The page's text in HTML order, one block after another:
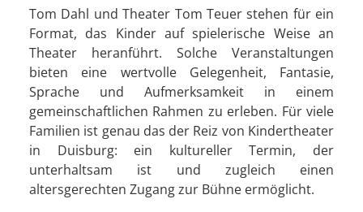
Tom Dahl und Theater Tom Teuer stehen für ein
Format, das Kinder auf spielerische Weise an
Theater heranführt. Solche Veranstaltungen
bieten eine wertvolle Gelegenheit, Fantasie,
Sprache und Aufmerksamkeit in einem
gemeinschaftlichen Rahmen zu erleben. Für viele
Familien ist genau das der Reiz von Kindertheater
in Duisburg: ein kultureller Termin, der
unterhaltsam ist und zugleich einen
altersgerechten Zugang zur Bühne ermöglicht.